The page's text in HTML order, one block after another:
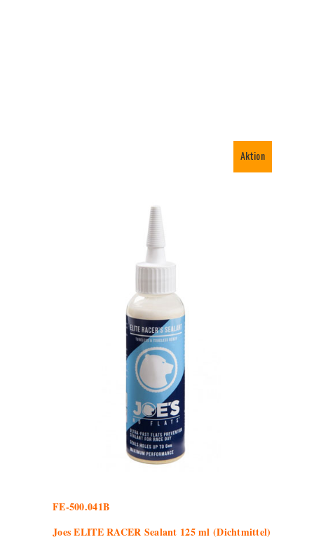
FE-500.041B
Joes ELITE RACER Sealant 125 ml (Dichtmittel)
Aktion